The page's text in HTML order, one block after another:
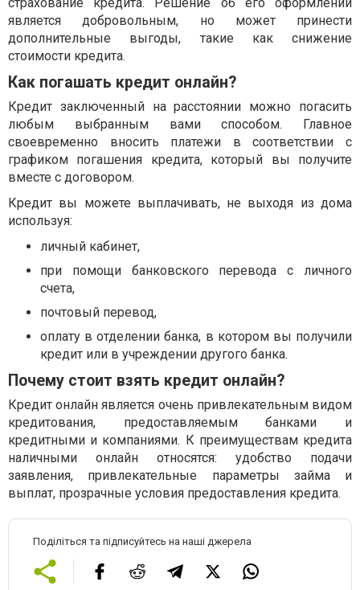
является добровольным, но может принести
дополнительные выгоды, такие как снижение
стоимости кредита.
Как погашать кредит онлайн?
Кредит заключенный на расстоянии можно погасить
любым выбранным вами способом. Главное
своевременно вносить платежи в соответствии с
графиком погашения кредита, который вы получите
вместе с договором.
Кредит вы можете выплачивать, не выходя из дома
используя:
личный кабинет,
при помощи банковского перевода с личного
счета,
почтовый перевод,
оплату в отделении банка, в котором вы получили
кредит или в учреждении другого банка.
Почему стоит взять кредит онлайн?
Кредит онлайн является очень привлекательным видом
кредитования, предоставляемым банками и
кредитными и компаниями. К преимуществам кредита
наличными онлайн относятся: удобство подачи
заявления, привлекательные параметры займа и
выплат, прозрачные условия предоставления кредита.
Поділіться та підписуйтесь на наші джерела